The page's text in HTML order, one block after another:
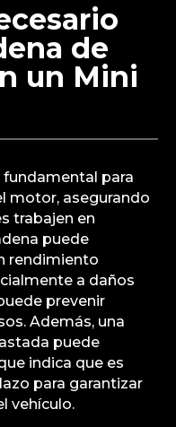
de
un Mini
fundamental para
motor, asegurando
trabajen en
puede
rendimiento
a daños
prevenir
Además, una
puede
indica que es
para garantizar
vehículo.